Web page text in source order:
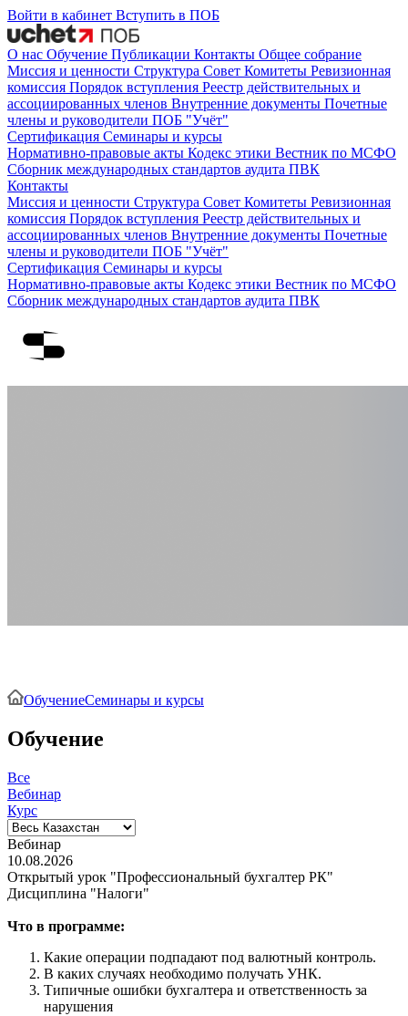
Войти в кабинет Вступить в ПОБ
О нас Обучение Публикации Контакты Общее собрание
Миссия и ценности Структура Совет Комитеты Ревизионная
комиссия Порядок вступления Реестр действительных и
ассоциированных членов Внутренние документы Почетные
члены и руководители ПОБ "Учёт"
Сертификация Семинары и курсы
Нормативно-правовые акты Кодекс этики Вестник по МСФО
Сборник международных стандартов аудита ПВК
Контакты
Миссия и ценности Структура Совет Комитеты Ревизионная
комиссия Порядок вступления Реестр действительных и
ассоциированных членов Внутренние документы Почетные
члены и руководители ПОБ "Учёт"
Сертификация Семинары и курсы
Нормативно-правовые акты Кодекс этики Вестник по МСФО
Сборник международных стандартов аудита ПВК
ОбучениеСеминары и курсы
Обучение
Все
Вебинар
Курс
Вебинар
10.08.2026
Открытый урок "Профессиональный бухгалтер РК"
Дисциплина "Налоги"
Что в программе:
Какие операции подпадают под валютный контроль.
В каких случаях необходимо получать УНК.
Типичные ошибки бухгалтера и ответственность за
нарушения